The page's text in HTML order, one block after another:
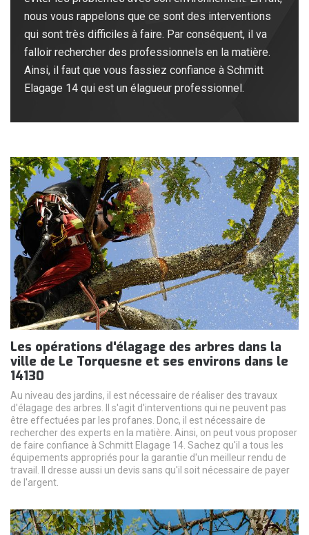
nous vous rappelons que ce sont des interventions
qui sont très difficiles à faire. Par conséquent, il va
falloir rechercher des professionnels en la matière.
Ainsi, il faut que vous fassiez confiance à Schmitt
Elagage 14 qui est un élagueur professionnel.
Les opérations d'élagage des arbres dans la
ville de Le Torquesne et ses environs dans le
14130
Au niveau des jardins, il est nécessaire de réaliser des travaux
d'élagage des arbres. Il s'agit d'interventions qui ne peuvent pas
être effectuées par les profanes. Donc, il est nécessaire de
rechercher des experts en la matière. Ainsi, on peut vous proposer
de faire confiance à Schmitt Elagage 14. Sachez qu'il a tous les
équipements appropriés pour la garantie d'un meilleur rendu de
travail. Il dresse aussi un devis sans qu'il soit nécessaire de payer
de l'argent.